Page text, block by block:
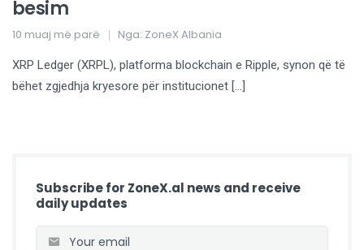
besim
10 muaj më parë Nga: ZoneX Albania
XRP Ledger (XRPL), platforma blockchain e Ripple, synon që të
bëhet zgjedhja kryesore për institucionet […]
Subscribe for ZoneX.al news and receive
daily updates